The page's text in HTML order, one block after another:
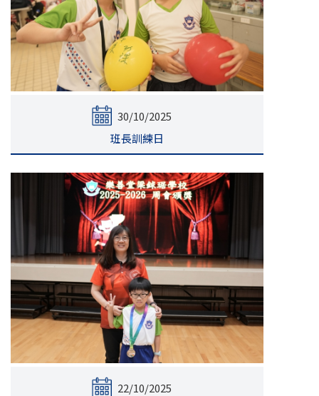
30/10/2025
班長訓練日
22/10/2025